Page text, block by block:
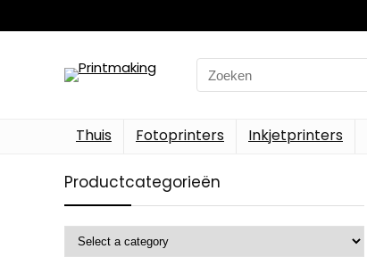
Search
for:
Thuis Fotoprinters Inkjetprinters
Productcategorieën